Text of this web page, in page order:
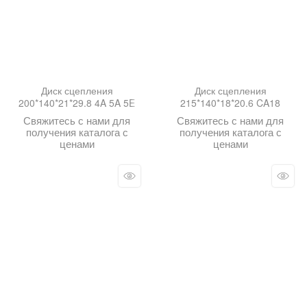
Диск сцепления
200*140*21*29.8 4A 5A 5E
Свяжитесь с нами для
получения каталога с
ценами
Диск сцепления
215*140*18*20.6 CA18
Свяжитесь с нами для
получения каталога с
ценами